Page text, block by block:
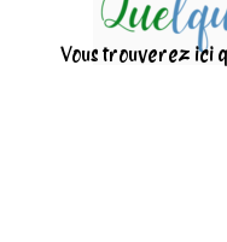
Vous trouverez ici